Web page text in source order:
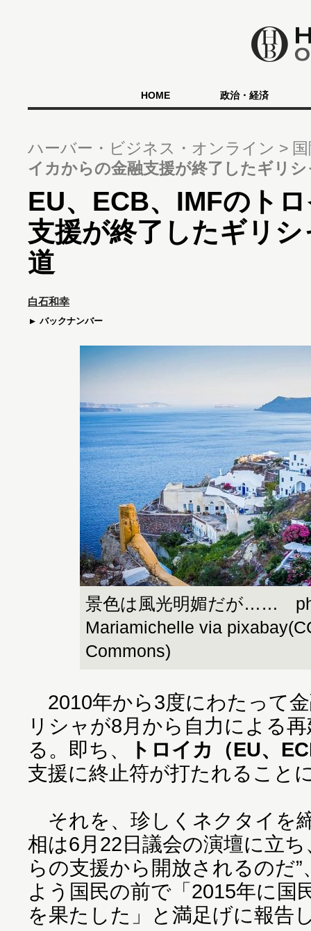
HOME 政治・経済
ハーバー・ビジネス・オンライン
イカからの金融支援が終了したギリ
EU、ECB、IMFのト
支援が終了したギリ
道
白石和幸
バックナンバー
景色は風光明媚だが……
Mariamichelle via
Commons)
2010年から3度にわたって
リシャが8月から自力による
る。即ち、
トロイカ（EU、
支援に終止符が打たれること
それを、珍しくネクタイを
相は6月22日議会の演壇に立
らの支援から開放されるのだ
よう国民の前で「2015年に国
を果たした」と満足げに報告